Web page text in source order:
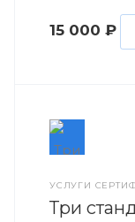
15 000 ₽
УСЛУГИ
Три